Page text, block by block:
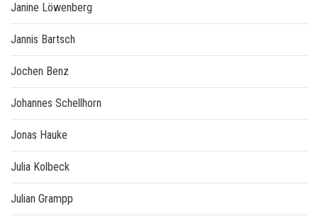
Janine Löwenberg
Jannis Bartsch
Jochen Benz
Johannes Schellhorn
Jonas Hauke
Julia Kolbeck
Julian Grampp